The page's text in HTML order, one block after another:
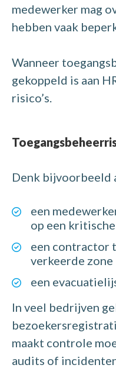
medewerker mag
hebben vaak
Wanneer
gekoppeld is aan
risico’s.
Denk bijvoorbeeld
een
op een
een contractor
verkeerde zone
een
In veel bedrijven
maakt controle
audits of